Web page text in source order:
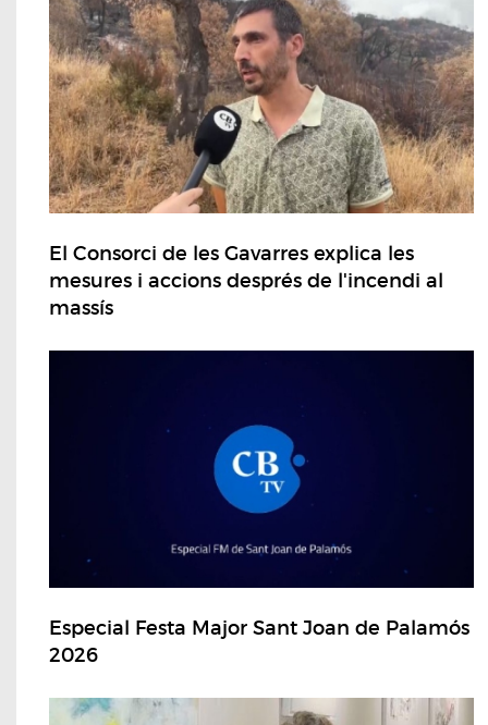
El Consorci de les Gavarres explica les
mesures i accions després de l'incendi al
massís
Especial Festa Major Sant Joan de Palamós
2026